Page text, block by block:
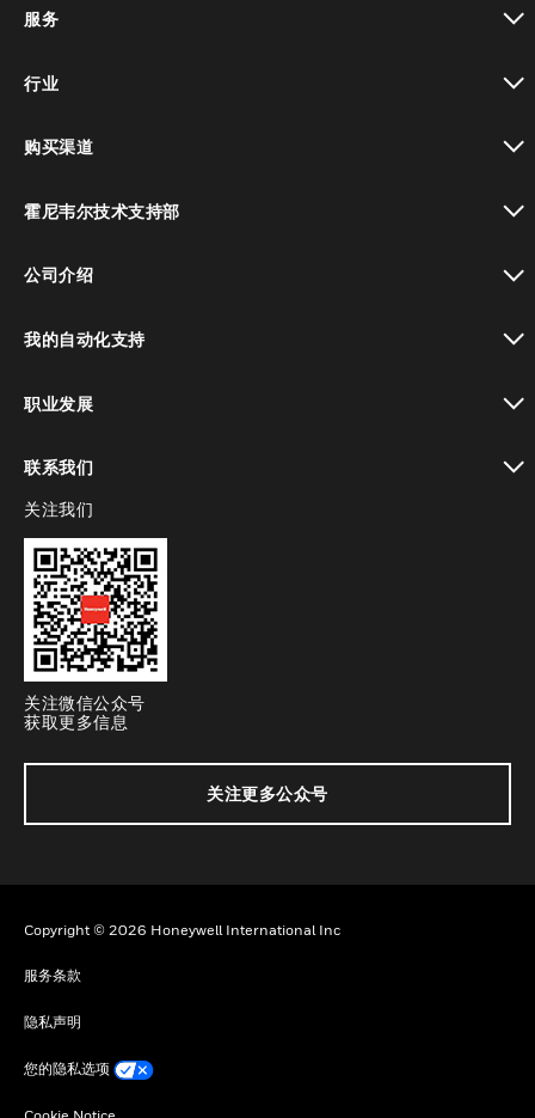
服务
行业
购买渠道
霍尼韦尔技术支持部
公司介绍
我的自动化支持
职业发展
联系我们
toggle view
关注我们
关注微信公众号
获取更多信息
关注更多公众号
Copyright © 2026 Honeywell International Inc
服务条款
隐私声明
您的隐私选项